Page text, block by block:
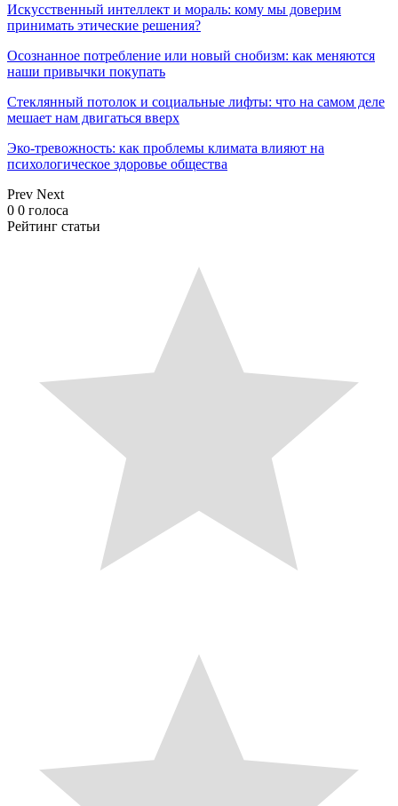
Искусственный интеллект и мораль: кому мы доверим
принимать этические решения?
Осознанное потребление или новый снобизм: как меняются
наши привычки покупать
Стеклянный потолок и социальные лифты: что на самом деле
мешает нам двигаться вверх
Эко-тревожность: как проблемы климата влияют на
психологическое здоровье общества
Prev Next
0 0 голоса
Рейтинг статьи